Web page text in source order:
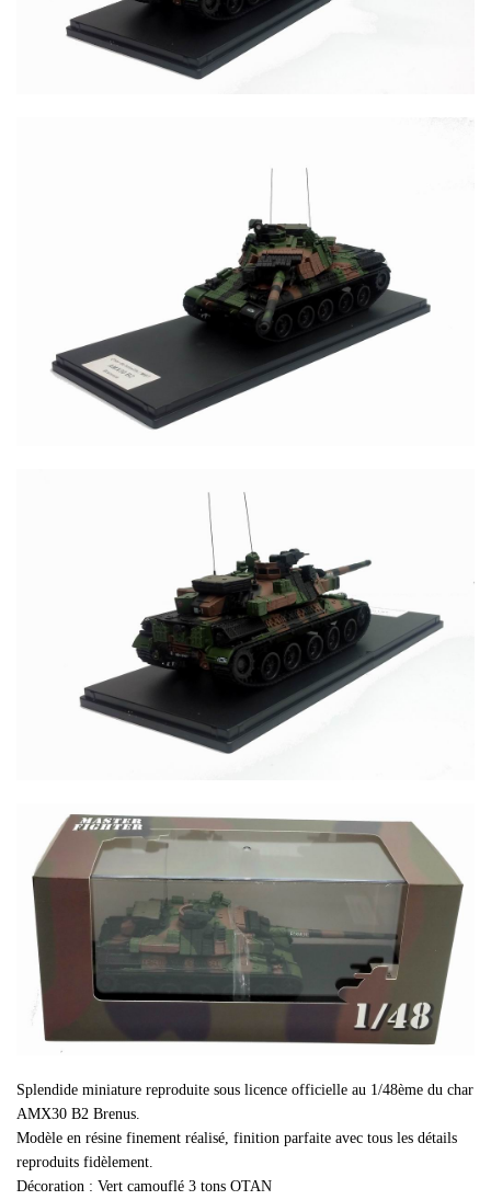
Splendide miniature reproduite sous licence officielle au 1/48ème du char
AMX30 B2 Brenus.
Modèle en résine finement réalisé, finition parfaite avec tous les détails
reproduits fidèlement.
Décoration : Vert camouflé 3 tons OTAN